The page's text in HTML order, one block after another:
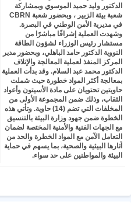
الدكتور وليد حميد الموسوي وبمشاركة
شعبة بيئة الزبير ، وبحضور شعبة CBRN
في مديرية الأمن الوطني في البصرة.
وشهدت العملية إشرافًا مباشرًا من
مستشار رئيس الوزراء لشؤون الطاقة
النووية الدكتور حامد الباهلي، وبحضور مدير
المركز المنفذ لعملية المعالجة والإتلاف
الدكتور محمد عبد السلام. وقد بدأت العملية
بمعالجة أكثر المواد خطورة حيث شملت
حاويتين تحتويان على مادة الأسيتون وأعواد
الثقاب، وذلك ضمن المجموعة الأولى من
المخلفات التي تضم (14) حاوية. وتأتي هذه
الخطوة ضمن جهود وزارة البيئة بالتنسيق
مع الجهات الفنية والأمنية المختصة لضمان
التعامل الآمن مع المواد الخطرة والحد من
آثارها البيئية والصحية، بما يسهم في حماية
البيئة والمواطنين على حد سواء.